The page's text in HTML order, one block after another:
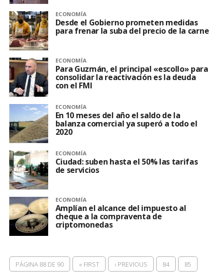
ECONOMÍA
Desde el Gobierno prometen medidas
para frenar la suba del precio de la carne
ECONOMÍA
Para Guzmán, el principal «escollo» para
consolidar la reactivación es la deuda
con el FMI
ECONOMÍA
En 10 meses del año el saldo de la
balanza comercial ya superó a todo el
2020
ECONOMÍA
Ciudad: suben hasta el 50% las tarifas
de servicios
ECONOMÍA
Amplían el alcance del impuesto al
cheque a la compraventa de
criptomonedas
PÁGINA 88 DE 90 « FIRST ‹ PREVIOUS 84
85